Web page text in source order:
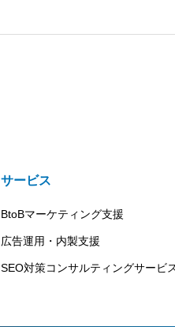
サービス
BtoBマーケティング支援
広告運用・内製支援
SEO対策コンサルティングサービ